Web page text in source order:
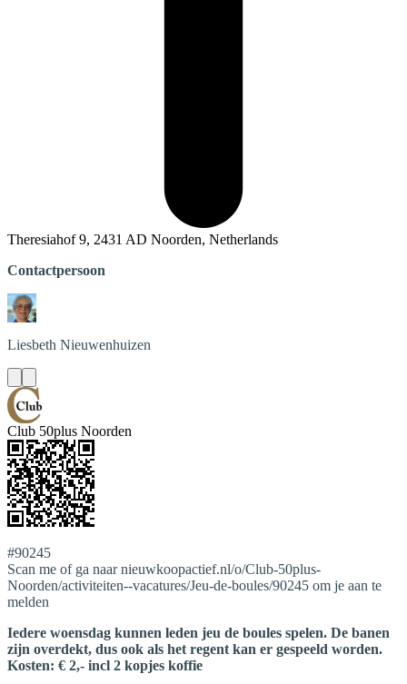
Theresiahof 9, 2431 AD Noorden, Netherlands
Contactpersoon
Liesbeth Nieuwenhuizen
Club 50plus Noorden
#90245
Scan me of ga naar nieuwkoopactief.nl/o/Club-50plus-
Noorden/activiteiten--vacatures/Jeu-de-boules/90245 om je aan te
melden
Iedere woensdag kunnen leden jeu de boules spelen. De banen
zijn overdekt, dus ook als het regent kan er gespeeld worden.
Kosten: € 2,- incl 2 kopjes koffie